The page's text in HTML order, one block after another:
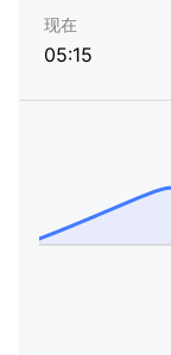
现在
05:15